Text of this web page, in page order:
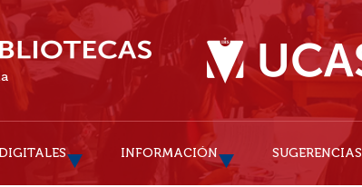
INFORMACIÓN SUGERENCIAS